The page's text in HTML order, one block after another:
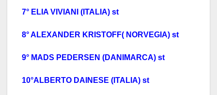
7° ELIA VIVIANI (ITALIA) st
8° ALEXANDER KRISTOFF( NORVEGIA) st
9° MADS PEDERSEN (DANIMARCA) st
10°ALBERTO DAINESE (ITALIA) st